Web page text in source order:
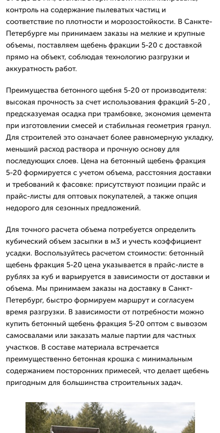
контроль на содержание пылеватых частиц и
соответствие по плотности и морозостойкости. В Санкте-
Петербурге мы принимаем заказы на мелкие и крупные
объемы, поставляем щебень фракции 5-20 с доставкой
прямо на объект, соблюдая технологию разгрузки и
аккуратность работ.
Преимущества бетонного щебня 5-20 от производителя:
высокая прочность за счет использования фракций 5-20 ,
предсказуемая осадка при трамбовке, экономия цемента
при изготовлении смесей и стабильная геометрия гранул.
Для строителей это означает более равномерную укладку,
меньший расход раствора и прочную основу для
последующих слоев. Цена на бетонный щебень фракция
5-20 формируется с учетом объема, расстояния доставки
и требований к фасовке: присутствуют позиции прайс и
прайс-листы для оптовых покупателей, а также опция
недорого для сезонных предложений.
Для точного расчета объема потребуется определить
кубический объем засыпки в м3 и учесть коэффициент
усадки. Воспользуйтесь расчетом стоимости: бетонный
щебень фракция 5-20 цена указывается в прайс-листе в
рублях за куб и варьируется в зависимости от доставки и
объема. Мы принимаем заказы на доставку в Санкт-
Петербург, быстро формируем маршрут и согласуем
время разгрузки. В зависимости от потребности можно
купить бетонный щебень фракция 5-20 оптом с вывозом
самосвалами или заказать малые партии для частных
участков. В составе материала встречается
преимущественно бетонная крошка с минимальным
содержанием посторонних примесей, что делает щебень
пригодным для большинства строительных задач.